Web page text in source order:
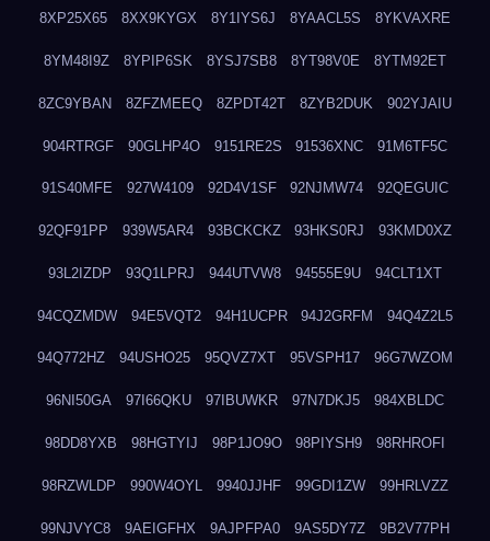
8XP25X65 8XX9KYGX 8Y1IYS6J 8YAACL5S 8YKVAXRE
8YM48I9Z 8YPIP6SK 8YSJ7SB8 8YT98V0E 8YTM92ET
8ZC9YBAN 8ZFZMEEQ 8ZPDT42T 8ZYB2DUK 902YJAIU
904RTRGF 90GLHP4O 9151RE2S 91536XNC 91M6TF5C
91S40MFE 927W4109 92D4V1SF 92NJMW74 92QEGUIC
92QF91PP 939W5AR4 93BCKCKZ 93HKS0RJ 93KMD0XZ
93L2IZDP 93Q1LPRJ 944UTVW8 94555E9U 94CLT1XT
94CQZMDW 94E5VQT2 94H1UCPR 94J2GRFM 94Q4Z2L5
94Q772HZ 94USHO25 95QVZ7XT 95VSPH17 96G7WZOM
96NI50GA 97I66QKU 97IBUWKR 97N7DKJ5 984XBLDC
98DD8YXB 98HGTYIJ 98P1JO9O 98PIYSH9 98RHROFI
98RZWLDP 990W4OYL 9940JJHF 99GDI1ZW 99HRLVZZ
99NJVYC8 9AEIGFHX 9AJPFPA0 9AS5DY7Z 9B2V77PH